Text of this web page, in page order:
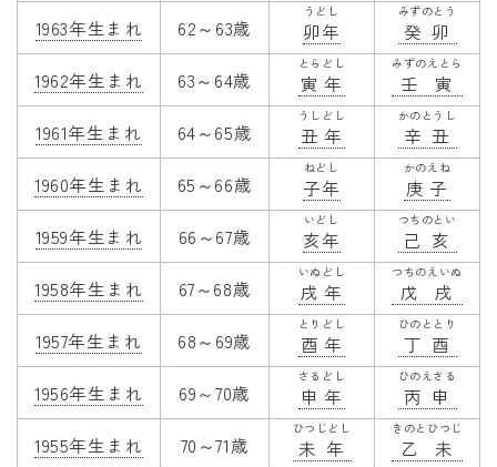
1963年生まれ 62～63歳 卯年
うどし
癸卯
みずのとう
1962年生まれ 63～64歳 寅年
とらどし
壬寅
みずのえとら
1961年生まれ 64～65歳 丑年
うしどし
辛丑
かのとうし
1960年生まれ 65～66歳 子年
ねどし
庚子
かのえね
1959年生まれ 66～67歳 亥年
いどし
己亥
つちのとい
1958年生まれ 67～68歳 戌年
いぬどし
戊戌
つちのえいぬ
1957年生まれ 68～69歳 酉年
とりどし
丁酉
ひのととり
1956年生まれ 69～70歳 申年
さるどし
丙申
ひのえさる
1955年生まれ 70～71歳 未年
ひつじどし
乙未
きのとひつじ